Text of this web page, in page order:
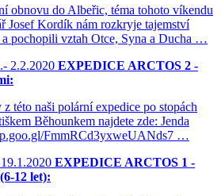
obnovu do Albeřic, téma tohoto víkendu
Josef Kordík nám rozkryje tajemství
pochopili vztah Otce, Syna a Ducha …
2.2.2020 EXPEDICE ARCTOS 2 -
této naši polární expedice po stopách
Běhounkem najdete zde: Jenda
FmmRCd3yxweUANds7 …
EXPEDICE ARCTOS 1 -
12 let):